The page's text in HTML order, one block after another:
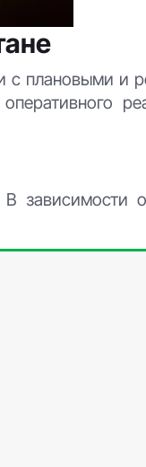
с плановыми и
зависимости